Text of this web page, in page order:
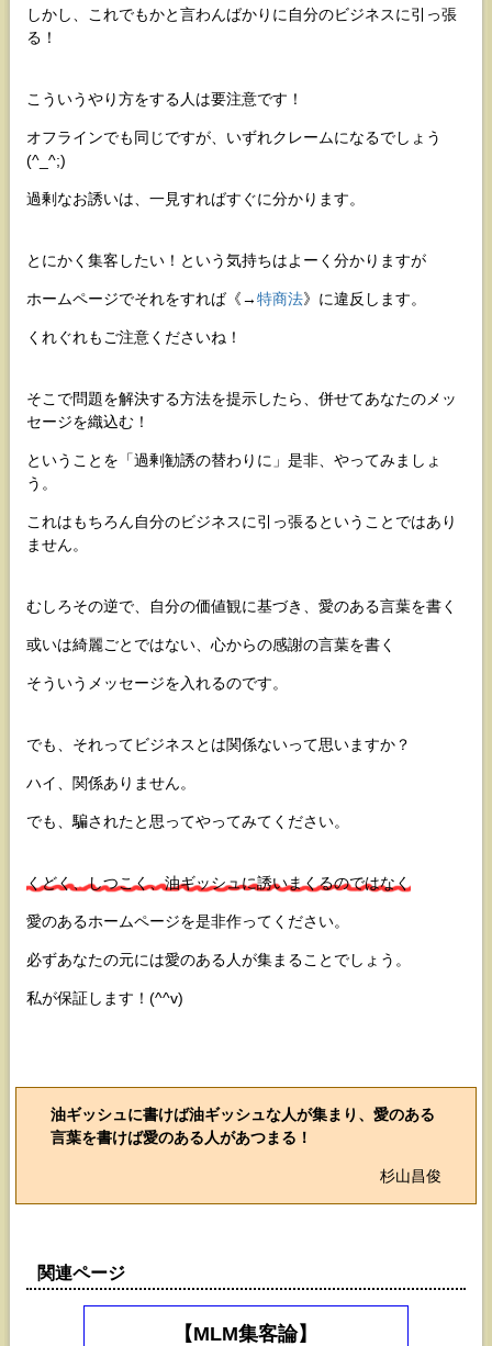
しかし、これでもかと言わんばかりに自分のビジネスに引っ張
る！
こういうやり方をする人は要注意です！
オフラインでも同じですが、いずれクレームになるでしょう
(^_^;)
過剰なお誘いは、一見すればすぐに分かります。
とにかく集客したい！という気持ちはよーく分かりますが
ホームページでそれをすれば《→特商法》に違反します。
くれぐれもご注意くださいね！
そこで問題を解決する方法を提示したら、併せてあなたのメッ
セージを織込む！
ということを「過剰勧誘の替わりに」是非、やってみましょ
う。
これはもちろん自分のビジネスに引っ張るということではあり
ません。
むしろその逆で、自分の価値観に基づき、愛のある言葉を書く
或いは綺麗ごとではない、心からの感謝の言葉を書く
そういうメッセージを入れるのです。
でも、それってビジネスとは関係ないって思いますか？
ハイ、関係ありません。
でも、騙されたと思ってやってみてください。
くどく、しつこく、油ギッシュに誘いまくるのではなく
愛のあるホームページを是非作ってください。
必ずあなたの元には愛のある人が集まることでしょう。
私が保証します！(^^v)
油ギッシュに書けば油ギッシュな人が集まり、愛のある
言葉を書けば愛のある人があつまる！
杉山昌俊
関連ページ
【MLM集客論】